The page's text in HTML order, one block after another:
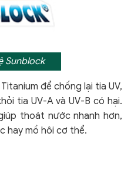
Sunblock
để chống lại tia UV,
tia UV-A và UV-B có hại.
thoát nước nhanh hơn,
hay mồ hôi cơ thể.